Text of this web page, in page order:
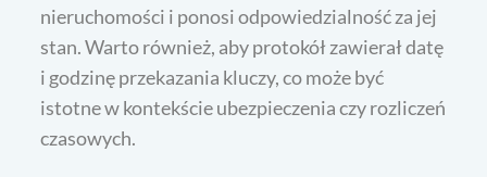
nieruchomości i ponosi odpowiedzialność za jej
stan. Warto również, aby protokół zawierał datę
i godzinę przekazania kluczy, co może być
istotne w kontekście ubezpieczenia czy rozliczeń
czasowych.